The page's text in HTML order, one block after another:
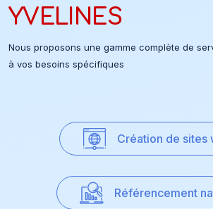
YVELINES
Nous proposons une gamme complète de
à vos besoins spécifiques
Création de sites
Référencement